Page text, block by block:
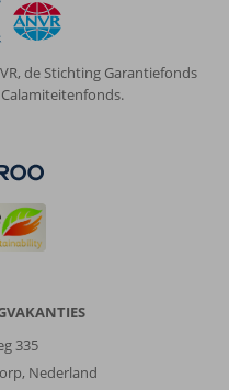
de Stichting Garantiefonds
Calamiteitenfonds.
335
Nederland